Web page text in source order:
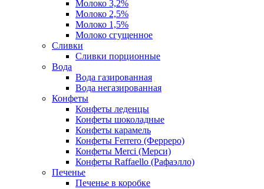
Молоко 3,2%
Молоко 2,5%
Молоко 1,5%
Молоко сгущенное
Сливки
Сливки порционные
Вода
Вода газированная
Вода негазированная
Конфеты
Конфеты леденцы
Конфеты шоколадные
Конфеты карамель
Конфеты Ferrero (Ферреро)
Конфеты Merci (Мерси)
Конфеты Raffaello (Рафаэлло)
Печенье
Печенье в коробке